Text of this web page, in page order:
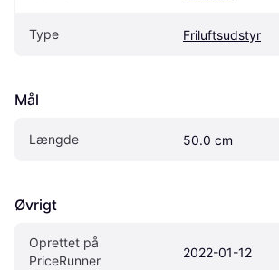
Type Friluftsudstyr
Mål
Længde 50.0 cm
Øvrigt
Oprettet på
PriceRunner
2022-01-12